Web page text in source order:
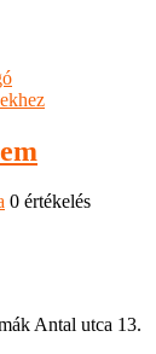
0 értékelés
Antal utca 13.